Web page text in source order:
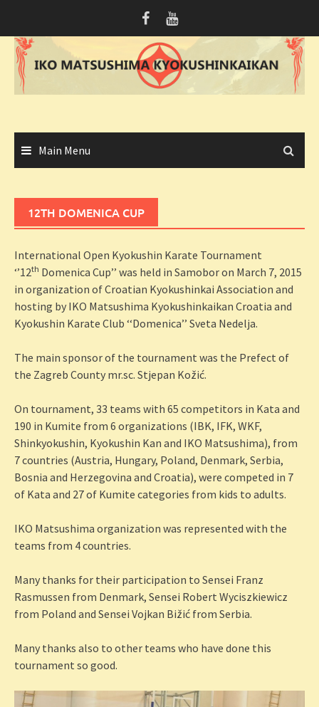
content
Main Menu
12TH DOMENICA CUP
International Open Kyokushin Karate Tournament
‘’12th Domenica Cup’’ was held in Samobor on March 7, 2015
in organization of Croatian Kyokushinkai Association and
hosting by IKO Matsushima Kyokushinkaikan Croatia and
Kyokushin Karate Club ‘‘Domenica’’ Sveta Nedelja.
The main sponsor of the tournament was the Prefect of
the Zagreb County mr.sc. Stjepan Kožić.
On tournament, 33 teams with 65 competitors in Kata and
190 in Kumite from 6 organizations (IBK, IFK, WKF,
Shinkyokushin, Kyokushin Kan and IKO Matsushima), from
7 countries (Austria, Hungary, Poland, Denmark, Serbia,
Bosnia and Herzegovina and Croatia), were competed in 7
of Kata and 27 of Kumite categories from kids to adults.
IKO Matsushima organization was represented with the
teams from 4 countries.
Many thanks for their participation to Sensei Franz
Rasmussen from Denmark, Sensei Robert Wyciszkiewicz
from Poland and Sensei Vojkan Bižić from Serbia.
Many thanks also to other teams who have done this
tournament so good.